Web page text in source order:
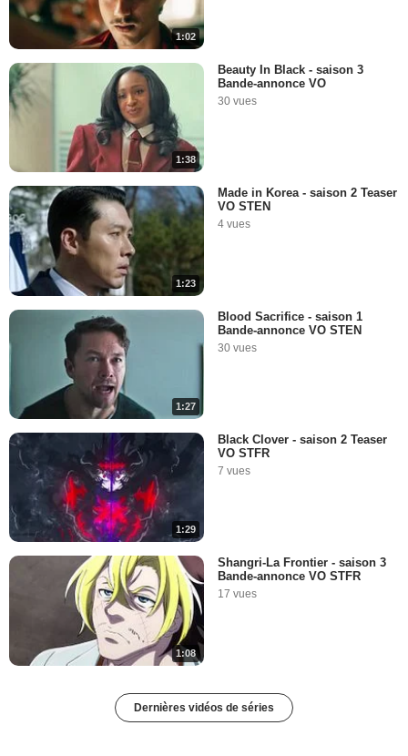
1:02
1:38
Beauty In Black - saison 3
Bande-annonce VO
30 vues
1:23
Made in Korea - saison 2 Teaser
VO STEN
4 vues
1:27
Blood Sacrifice - saison 1
Bande-annonce VO STEN
30 vues
1:29
Black Clover - saison 2 Teaser
VO STFR
7 vues
1:08
Shangri-La Frontier - saison 3
Bande-annonce VO STFR
17 vues
Dernières vidéos de séries